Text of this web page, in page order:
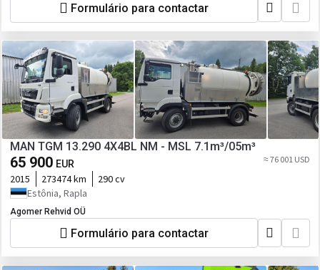
Formulário para contactar
MAN TGM 13.290 4X4BL NM - MSL 7.1m³/05m³
65 900 EUR ≈ 76 001 USD
2015 273474 km
290 cv
Estônia, Rapla
Agomer Rehvid OÜ
Formulário para contactar